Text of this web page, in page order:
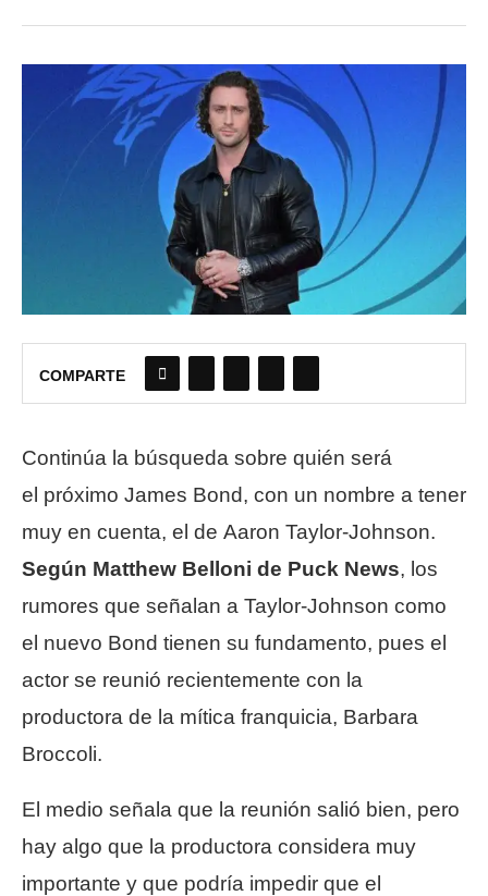
COMPARTE
Continúa la búsqueda sobre quién será
el próximo James Bond, con un nombre a tener
muy en cuenta, el de Aaron Taylor-Johnson.
Según Matthew Belloni de Puck News, los
rumores que señalan a Taylor-Johnson como
el nuevo Bond tienen su fundamento, pues el
actor se reunió recientemente con la
productora de la mítica franquicia, Barbara
Broccoli.
El medio señala que la reunión salió bien, pero
hay algo que la productora considera muy
importante y que podría impedir que el